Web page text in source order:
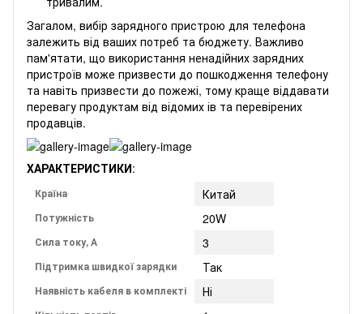
Загалом, вибір зарядного пристрою для телефона
залежить від ваших потреб та бюджету. Важливо
пам'ятати, що використання ненадійних зарядних
пристроїв може призвести до пошкодження телефону
та навіть призвести до пожежі, тому краще віддавати
перевагу продуктам від відомих ів та перевірених
продавців.
ХАРАКТЕРИСТИКИ:
Країна Китай
Потужність 20W
Сила току, А 3
Підтримка швидкої зарядки Так
Наявність кабеля в комплекті Ні